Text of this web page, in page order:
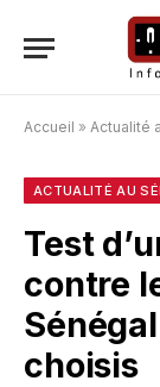
Accueil » Actualité
ACTUALITÉ AU
Test
contre
choisis